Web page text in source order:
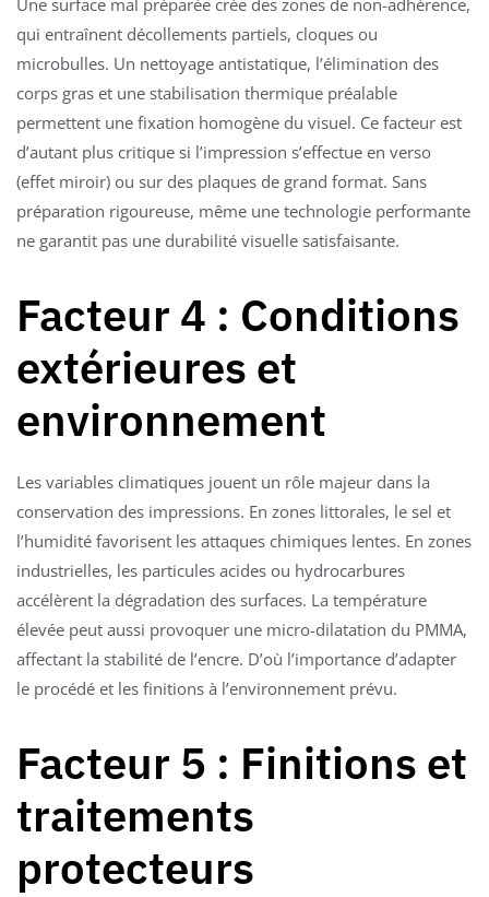
Une surface mal préparée crée des zones de non-adhérence,
qui entraînent décollements partiels, cloques ou
microbulles. Un nettoyage antistatique, l’élimination des
corps gras et une stabilisation thermique préalable
permettent une fixation homogène du visuel. Ce facteur est
d’autant plus critique si l’impression s’effectue en verso
(effet miroir) ou sur des plaques de grand format. Sans
préparation rigoureuse, même une technologie performante
ne garantit pas une durabilité visuelle satisfaisante.
Facteur 4 : Conditions
extérieures et
environnement
Les variables climatiques jouent un rôle majeur dans la
conservation des impressions. En zones littorales, le sel et
l’humidité favorisent les attaques chimiques lentes. En zones
industrielles, les particules acides ou hydrocarbures
accélèrent la dégradation des surfaces. La température
élevée peut aussi provoquer une micro-dilatation du PMMA,
affectant la stabilité de l’encre. D’où l’importance d’adapter
le procédé et les finitions à l’environnement prévu.
Facteur 5 : Finitions et
traitements
protecteurs